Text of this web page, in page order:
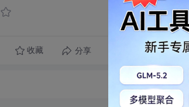
收藏 分享 转发到动态